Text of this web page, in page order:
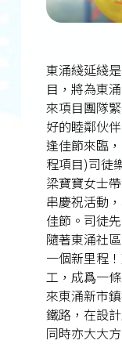
東涌綫延綫
目，將為東
來項目團隊
好的睦鄰伙
逢佳節來臨
程項目)司徒
梁寶寶女士
串慶祝活動
佳節。司徒
隨著東涌社
一個新里程
工，成爲一
來東涌新市
鐵路，在設
同時亦大大